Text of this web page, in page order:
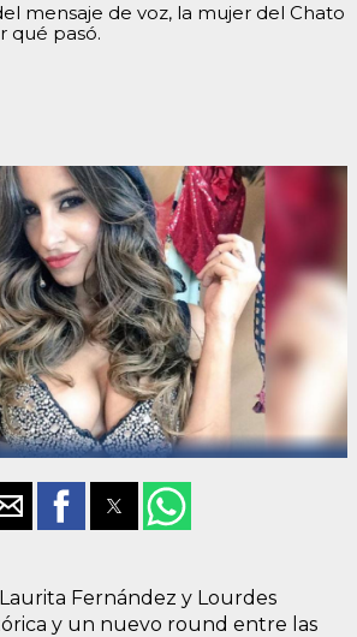
mensaje de voz, la mujer del Chato
qué pasó.
Fernández y Lourdes
y un nuevo round entre las